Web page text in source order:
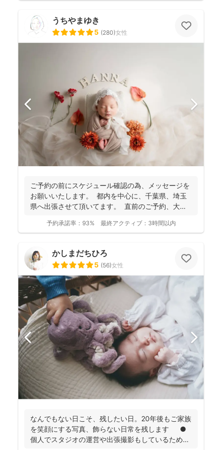
うちやまゆき
5 (280)女性
ご予約の前にスケジュール確認の為、 メッセージを
お願いいたします。 都内を中心に、千葉県、埼玉
県へ出張させて頂いてます。 直前のご予約、大歓
予約承諾率： 93% 最終アクティブ： 3時間以内
かしまだちひろ
5 (56)女性
なんでもない日こそ、残したい日。20年後もご家族
を笑顔にする写真、飾らない日常を残します ●
個人でスタジオの運営や出張撮影もしているため、